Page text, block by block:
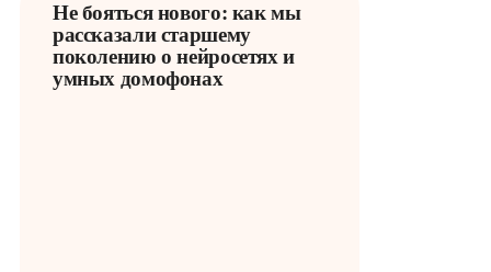
Не бояться нового: как мы
рассказали старшему
поколению о нейросетях и
умных домофонах